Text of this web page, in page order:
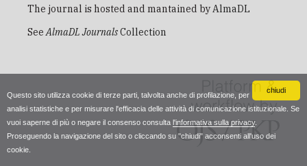
chiudi
Questo sito utilizza cookie di terze parti, talvolta anche di profilazione, per
analisi statistiche e per misurare l'efficacia delle attività di comunicazione istituzionale. Se
vuoi saperne di più o negare il consenso consulta l'informativa sulla privacy.
Proseguendo la navigazione del sito o cliccando su "chiudi" acconsenti all'uso dei
cookie.
The journal is hosted and mantained byAlmaDL
SeeAlmaDL JournalsCollection